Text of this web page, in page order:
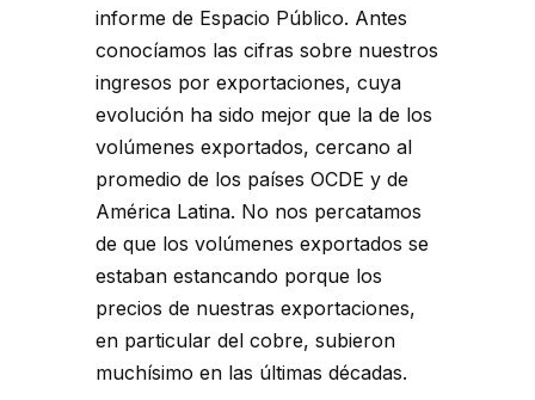
informe de Espacio Público. Antes
conocíamos las cifras sobre nuestros
ingresos por exportaciones, cuya
evolución ha sido mejor que la de los
volúmenes exportados, cercano al
promedio de los países OCDE y de
América Latina. No nos percatamos
de que los volúmenes exportados se
estaban estancando porque los
precios de nuestras exportaciones,
en particular del cobre, subieron
muchísimo en las últimas décadas.